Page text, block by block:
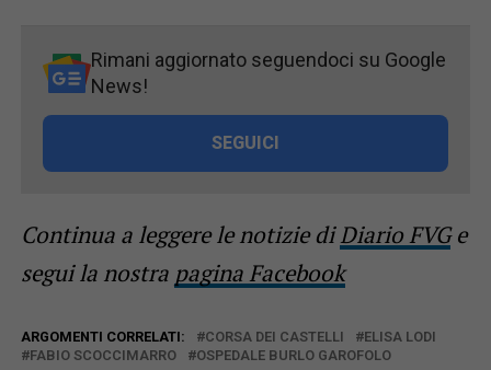
Rimani aggiornato seguendoci su Google
News!
SEGUICI
Continua a leggere le notizie diDiario FVGe
segui la nostra pagina Facebook
ARGOMENTI CORRELATI: CORSA DEI CASTELLI
ELISA LODI
FABIO SCOCCIMARRO
OSPEDALE BURLO GAROFOLO